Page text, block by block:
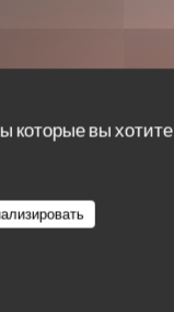
которые вы хотите